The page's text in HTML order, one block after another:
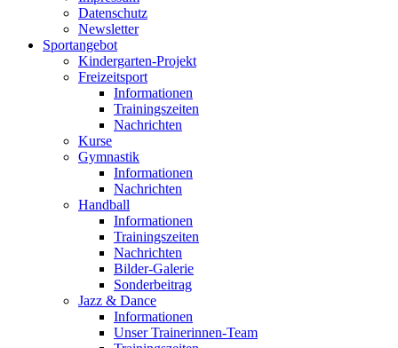
Datenschutz
Newsletter
Sportangebot
Kindergarten-Projekt
Freizeitsport
Informationen
Trainingszeiten
Nachrichten
Kurse
Gymnastik
Informationen
Nachrichten
Handball
Informationen
Trainingszeiten
Nachrichten
Bilder-Galerie
Sonderbeitrag
Jazz & Dance
Informationen
Unser Trainerinnen-Team